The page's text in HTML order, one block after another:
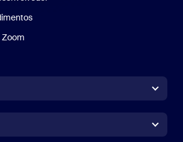
Zoom
Aplicativo Zoom Rooms